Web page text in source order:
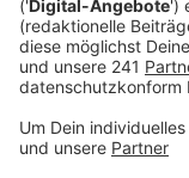
Veröffentlicht:
Anzeige